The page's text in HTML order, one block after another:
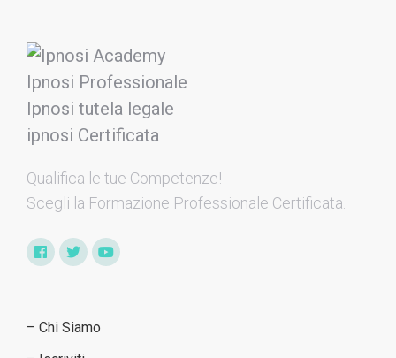
Qualifica le tue Competenze​!
Scegli la Formazione Professionale Certificata.
– Chi Siamo